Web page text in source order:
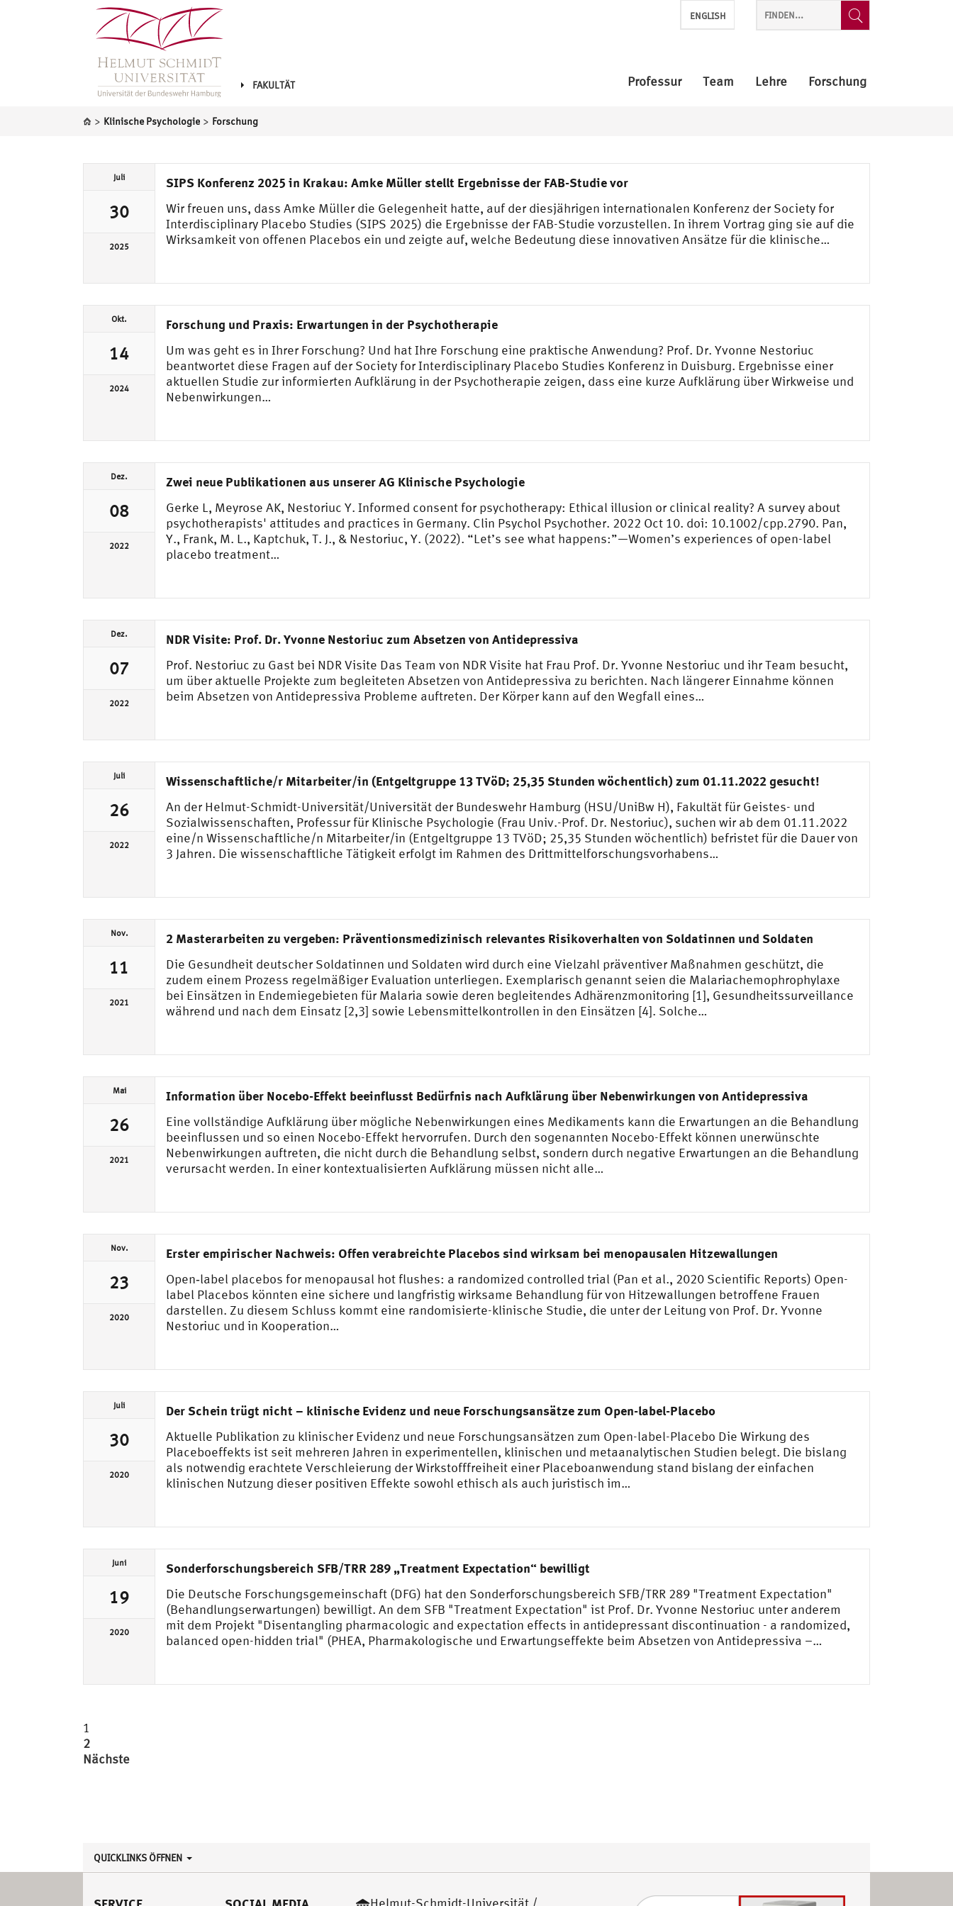
FAKULTÄT
ENGLISH
Professur Team Lehre Forschung
> Klinische Psychologie > Forschung
Juli
30
2025
SIPS Konferenz 2025 in Krakau: Amke Müller stellt Ergebnisse der FAB-Studie vor
Wir freuen uns, dass Amke Müller die Gelegenheit hatte, auf der diesjährigen internationalen Konferenz der Society for
Interdisciplinary Placebo Studies (SIPS 2025) die Ergebnisse der FAB-Studie vorzustellen. In ihrem Vortrag ging sie auf die
Wirksamkeit von offenen Placebos ein und zeigte auf, welche Bedeutung diese innovativen Ansätze für die klinische…
Okt.
14
2024
Forschung und Praxis: Erwartungen in der Psychotherapie
Um was geht es in Ihrer Forschung? Und hat Ihre Forschung eine praktische Anwendung? Prof. Dr. Yvonne Nestoriuc
beantwortet diese Fragen auf der Society for Interdisciplinary Placebo Studies Konferenz in Duisburg. Ergebnisse einer
aktuellen Studie zur informierten Aufklärung in der Psychotherapie zeigen, dass eine kurze Aufklärung über Wirkweise und
Nebenwirkungen…
Dez.
08
2022
Zwei neue Publikationen aus unserer AG Klinische Psychologie
Gerke L, Meyrose AK, Nestoriuc Y. Informed consent for psychotherapy: Ethical illusion or clinical reality? A survey about
psychotherapists' attitudes and practices in Germany. Clin Psychol Psychother. 2022 Oct 10. doi: 10.1002/cpp.2790. Pan,
Y., Frank, M. L., Kaptchuk, T. J., & Nestoriuc, Y. (2022). “Let’s see what happens:”—Women’s experiences of open-label
placebo treatment…
Dez.
07
2022
NDR Visite: Prof. Dr. Yvonne Nestoriuc zum Absetzen von Antidepressiva
Prof. Nestoriuc zu Gast bei NDR Visite Das Team von NDR Visite hat Frau Prof. Dr. Yvonne Nestoriuc und ihr Team besucht,
um über aktuelle Projekte zum begleiteten Absetzen von Antidepressiva zu berichten. Nach längerer Einnahme können
beim Absetzen von Antidepressiva Probleme auftreten. Der Körper kann auf den Wegfall eines…
Juli
26
2022
Wissenschaftliche/r Mitarbeiter/in (Entgeltgruppe 13 TVöD; 25,35 Stunden wöchentlich) zum 01.11.2022 gesucht!
An der Helmut-Schmidt-Universität/Universität der Bundeswehr Hamburg (HSU/UniBw H), Fakultät für Geistes- und
Sozialwissenschaften, Professur für Klinische Psychologie (Frau Univ.-Prof. Dr. Nestoriuc), suchen wir ab dem 01.11.2022
eine/n Wissenschaftliche/n Mitarbeiter/in (Entgeltgruppe 13 TVöD; 25,35 Stunden wöchentlich) befristet für die Dauer von
3 Jahren. Die wissenschaftliche Tätigkeit erfolgt im Rahmen des Drittmittelforschungsvorhabens…
Nov.
11
2021
2 Masterarbeiten zu vergeben: Präventionsmedizinisch relevantes Risikoverhalten von Soldatinnen und Soldaten
Die Gesundheit deutscher Soldatinnen und Soldaten wird durch eine Vielzahl präventiver Maßnahmen geschützt, die
zudem einem Prozess regelmäßiger Evaluation unterliegen. Exemplarisch genannt seien die Malariachemophrophylaxe
bei Einsätzen in Endemiegebieten für Malaria sowie deren begleitendes Adhärenzmonitoring [1], Gesundheitssurveillance
während und nach dem Einsatz [2,3] sowie Lebensmittelkontrollen in den Einsätzen [4]. Solche…
Mai
26
2021
Information über Nocebo-Effekt beeinflusst Bedürfnis nach Aufklärung über Nebenwirkungen von Antidepressiva
Eine vollständige Aufklärung über mögliche Nebenwirkungen eines Medikaments kann die Erwartungen an die Behandlung
beeinflussen und so einen Nocebo-Effekt hervorrufen. Durch den sogenannten Nocebo-Effekt können unerwünschte
Nebenwirkungen auftreten, die nicht durch die Behandlung selbst, sondern durch negative Erwartungen an die Behandlung
verursacht werden. In einer kontextualisierten Aufklärung müssen nicht alle…
Nov.
23
2020
Erster empirischer Nachweis: Offen verabreichte Placebos sind wirksam bei menopausalen Hitzewallungen
Open‑label placebos for menopausal hot flushes: a randomized controlled trial (Pan et al., 2020 Scientific Reports) Open-
label Placebos könnten eine sichere und langfristig wirksame Behandlung für von Hitzewallungen betroffene Frauen
darstellen. Zu diesem Schluss kommt eine randomisierte-klinische Studie, die unter der Leitung von Prof. Dr. Yvonne
Nestoriuc und in Kooperation…
Juli
30
2020
Der Schein trügt nicht – klinische Evidenz und neue Forschungsansätze zum Open-label-Placebo
Aktuelle Publikation zu klinischer Evidenz und neue Forschungsansätzen zum Open-label-Placebo Die Wirkung des
Placeboeffekts ist seit mehreren Jahren in experimentellen, klinischen und metaanalytischen Studien belegt. Die bislang
als notwendig erachtete Verschleierung der Wirkstofffreiheit einer Placeboanwendung stand bislang der einfachen
klinischen Nutzung dieser positiven Effekte sowohl ethisch als auch juristisch im…
Juni
19
2020
Sonderforschungsbereich SFB/TRR 289 „Treatment Expectation“ bewilligt
Die Deutsche Forschungsgemeinschaft (DFG) hat den Sonderforschungsbereich SFB/TRR 289 "Treatment Expectation"
(Behandlungserwartungen) bewilligt. An dem SFB "Treatment Expectation" ist Prof. Dr. Yvonne Nestoriuc unter anderem
mit dem Projekt "Disentangling pharmacologic and expectation effects in antidepressant discontinuation - a randomized,
balanced open-hidden trial" (PHEA, Pharmakologische und Erwartungseffekte beim Absetzen von Antidepressiva –…
Seitennummerierung
der
1
2
Nächste
QUICKLINKS ÖFFNEN
Helmut-Schmidt-Universität /